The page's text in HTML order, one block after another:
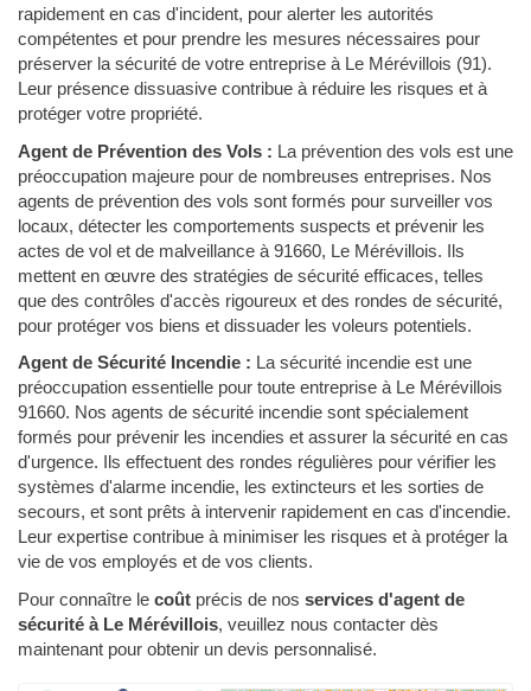
rapidement en cas d'incident, pour alerter les autorités
compétentes et pour prendre les mesures nécessaires pour
préserver la sécurité de votre entreprise à Le Mérévillois (91).
Leur présence dissuasive contribue à réduire les risques et à
protéger votre propriété.
Agent de Prévention des Vols : La prévention des vols est une
préoccupation majeure pour de nombreuses entreprises. Nos
agents de prévention des vols sont formés pour surveiller vos
locaux, détecter les comportements suspects et prévenir les
actes de vol et de malveillance à 91660, Le Mérévillois. Ils
mettent en œuvre des stratégies de sécurité efficaces, telles
que des contrôles d'accès rigoureux et des rondes de sécurité,
pour protéger vos biens et dissuader les voleurs potentiels.
Agent de Sécurité Incendie : La sécurité incendie est une
préoccupation essentielle pour toute entreprise à Le Mérévillois
91660. Nos agents de sécurité incendie sont spécialement
formés pour prévenir les incendies et assurer la sécurité en cas
d'urgence. Ils effectuent des rondes régulières pour vérifier les
systèmes d'alarme incendie, les extincteurs et les sorties de
secours, et sont prêts à intervenir rapidement en cas d'incendie.
Leur expertise contribue à minimiser les risques et à protéger la
vie de vos employés et de vos clients.
Pour connaître le coût précis de nos services d'agent de
sécurité à Le Mérévillois, veuillez nous contacter dès
maintenant pour obtenir un devis personnalisé.